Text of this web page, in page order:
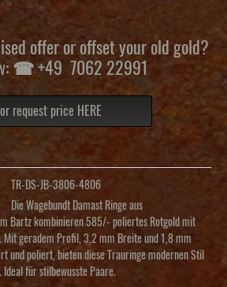
offer or offset your old gold?
☎ +49 7062 22991
or request price HERE
TR-DS-JB-3806-4806
Die Wagebundt Damast Ringe aus
Bartz kombinieren 585/- poliertes Rotgold mit
Mit geradem Profil, 3,2 mm Breite und 1,8 mm
und poliert, bieten diese Trauringe modernen Stil
für stilbewusste Paare.